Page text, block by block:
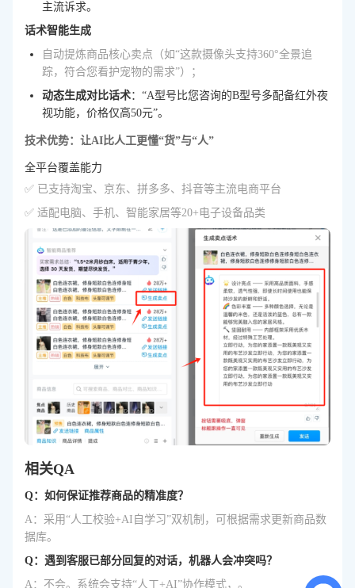
主流诉求。
话术智能生成
自动提炼商品核心卖点（如“这款摄像头支持360°全景追
踪，符合您看护宠物的需求”）；
动态生成对比话术：“A型号比您咨询的B型号多配备红外夜
视功能，价格仅高50元”。
技术优势：让AI比人工更懂“货”与“人”
全平台覆盖能力
✅ 已支持淘宝、京东、拼多多、抖音等主流电商平台
✅ 适配电脑、手机、智能家居等20+电子设备品类
相关QA
Q：如何保证推荐商品的精准度？
A：采用“人工校验+AI自学习”双机制，可根据需求更新商品数
据库。
Q：遇到客服已部分回复的对话，机器人会冲突吗？
A：不会。系统会支持“人工+AI”协作模式，。